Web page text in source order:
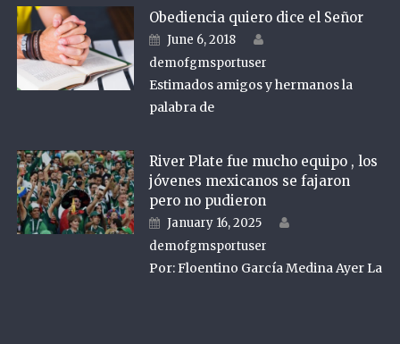
Obediencia quiero dice el Señor
Posted on
June 6, 2018
demofgmsportuser
Estimados amigos y hermanos la
palabra de
River Plate fue mucho equipo , los
jóvenes mexicanos se fajaron
pero no pudieron
Posted on
January 16, 2025
demofgmsportuser
Por: Floentino García Medina Ayer La